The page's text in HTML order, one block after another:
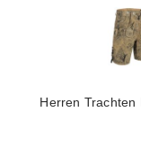
Herren Trachten